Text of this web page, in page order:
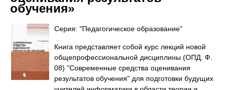
обучения»
Серия: "Педагогическое образование"
Книга представляет собой курс лекций новой
общепрофессиональной дисциплины (ОПД. Ф.
08) "Современные средства оценивания
результатов обучения" для подготовки будущих